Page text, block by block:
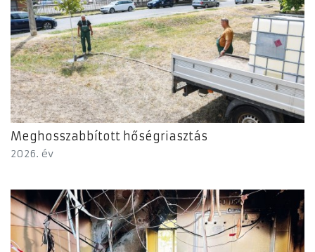
Meghosszabbított hőségriasztás
2026. év